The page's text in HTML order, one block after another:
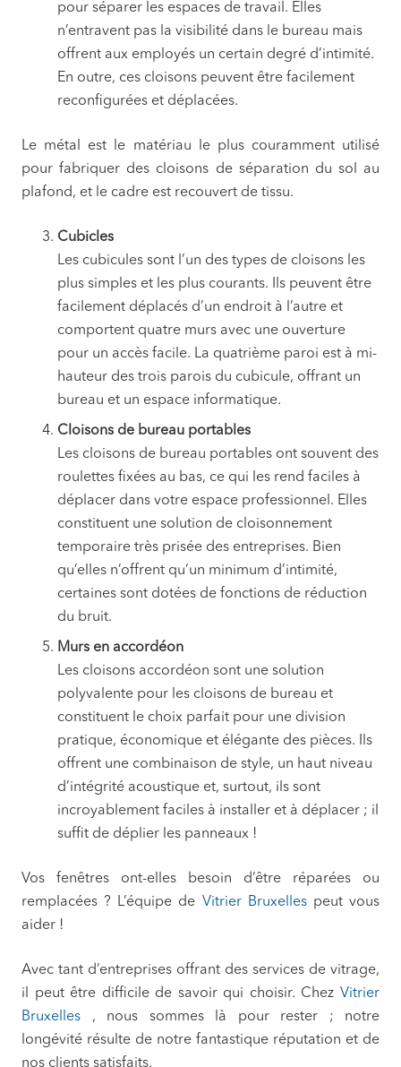
pour séparer les espaces de travail. Elles
n’entravent pas la visibilité dans le bureau mais
offrent aux employés un certain degré d’intimité.
En outre, ces cloisons peuvent être facilement
reconfigurées et déplacées.
Le métal est le matériau le plus couramment utilisé
pour fabriquer des cloisons de séparation du sol au
plafond, et le cadre est recouvert de tissu.
Cubicles
Les cubicules sont l’un des types de cloisons les
plus simples et les plus courants. Ils peuvent être
facilement déplacés d’un endroit à l’autre et
comportent quatre murs avec une ouverture
pour un accès facile. La quatrième paroi est à mi-
hauteur des trois parois du cubicule, offrant un
bureau et un espace informatique.
Cloisons de bureau portables
Les cloisons de bureau portables ont souvent des
roulettes fixées au bas, ce qui les rend faciles à
déplacer dans votre espace professionnel. Elles
constituent une solution de cloisonnement
temporaire très prisée des entreprises. Bien
qu’elles n’offrent qu’un minimum d’intimité,
certaines sont dotées de fonctions de réduction
du bruit.
Murs en accordéon
Les cloisons accordéon sont une solution
polyvalente pour les cloisons de bureau et
constituent le choix parfait pour une division
pratique, économique et élégante des pièces. Ils
offrent une combinaison de style, un haut niveau
d’intégrité acoustique et, surtout, ils sont
incroyablement faciles à installer et à déplacer ; il
suffit de déplier les panneaux !
Vos fenêtres ont-elles besoin d’être réparées ou
remplacées ? L’équipe de Vitrier Bruxellespeut vous
aider !
Avec tant d’entreprises offrant des services de vitrage,
il peut être difficile de savoir qui choisir. Chez Vitrier
Bruxelles , nous sommes là pour rester ; notre
longévité résulte de notre fantastique réputation et de
nos clients satisfaits.